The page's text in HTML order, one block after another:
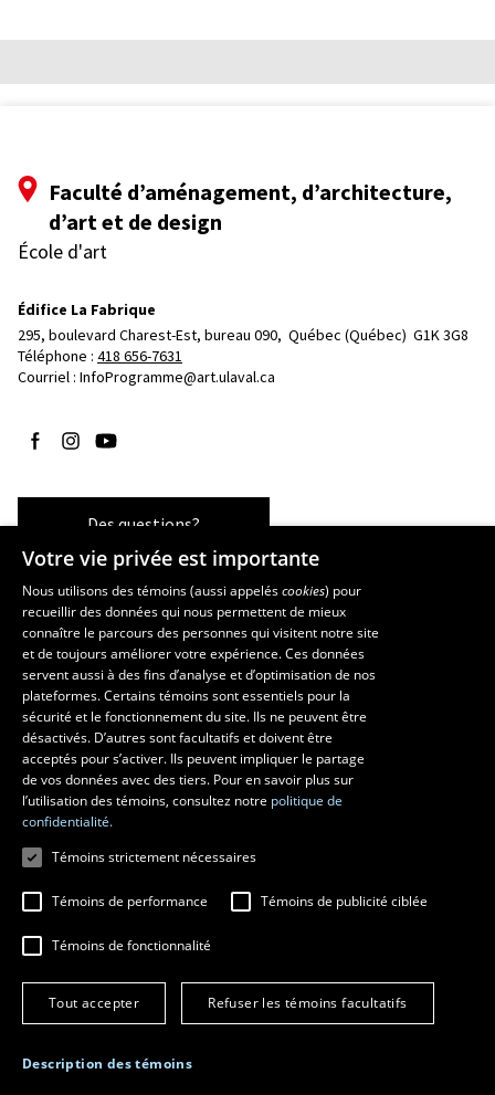
Faculté d’aménagement, d’architecture,
d’art et de design
École d'art
Édifice La Fabrique
295, boulevard Charest-Est, bureau 090, Québec (Québec)  G1K 3G8
Téléphone : 418 656-7631
Courriel : InfoProgramme@art.ulaval.ca
Suivez-nous sur Facebook
Suivez-nous sur Instagram
Suivez-nous sur YouTube
Des questions?
Les écoles et la recherche
École supérieure d’aménagement du territoire et de développement
régional
École d’architecture
École de design
Centre de recherche en aménagement et développement
© 2026 Université Laval
Tous droits réservés
Conditions générales d'utilisation
Fraude en ligne
Paramétrer les témoins
Votre vie privée est importante
Nous utilisons des témoins (aussi appeléscookies) pour
recueillir des données qui nous permettent de mieux
connaître le parcours des personnes qui visitent notre site
et de toujours améliorer votre expérience. Ces données
servent aussi à des fins d’analyse et d’optimisation de nos
plateformes. Certains témoins sont essentiels pour la
sécurité et le fonctionnement du site. Ils ne peuvent être
désactivés. D’autres sont facultatifs et doivent être
acceptés pour s’activer. Ils peuvent impliquer le partage
de vos données avec des tiers. Pour en savoir plus sur
l’utilisation des témoins, consultez notre politique de
confidentialité.
Témoins strictement nécessaires
Témoins de performance Témoins de publicité ciblée
Témoins de fonctionnalité
Tout accepter Refuser les témoins facultatifs
Description des témoins